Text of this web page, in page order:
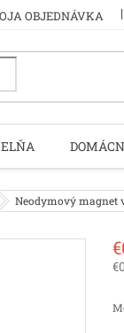
OBJEDNÁVKA
Neodymový magnet